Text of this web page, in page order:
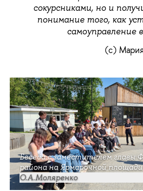
сокурсниками, но и
понимание того, как
самоуправление
(c)
Беседа с заместителем главы
района на Ярмарочной площади
О.А.Моляренко